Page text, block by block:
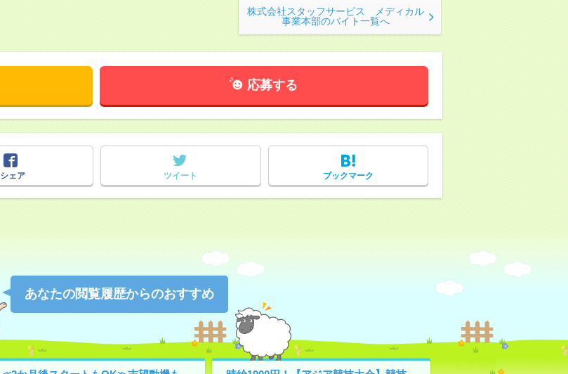
株式会社スタッフサービス メディカル
事業本部のバイト一覧へ
応募する
シェア
ツイート ブックマーク
あなたの閲覧履歴からのおすすめ